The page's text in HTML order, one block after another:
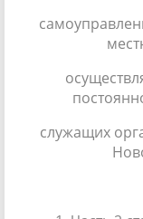
служащих